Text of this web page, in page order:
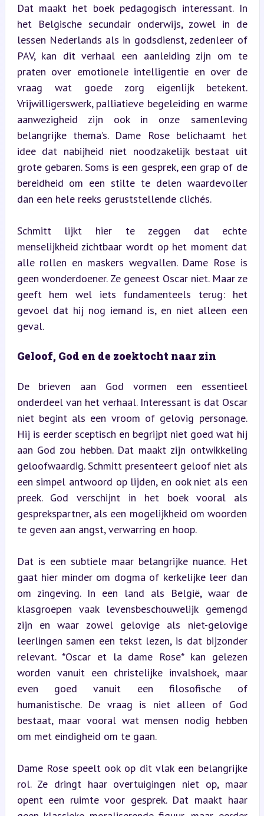
Dat maakt het boek pedagogisch interessant. In
het Belgische secundair onderwijs, zowel in de
lessen Nederlands als in godsdienst, zedenleer of
PAV, kan dit verhaal een aanleiding zijn om te
praten over emotionele intelligentie en over de
vraag wat goede zorg eigenlijk betekent.
Vrijwilligerswerk, palliatieve begeleiding en warme
aanwezigheid zijn ook in onze samenleving
belangrijke thema’s. Dame Rose belichaamt het
idee dat nabijheid niet noodzakelijk bestaat uit
grote gebaren. Soms is een gesprek, een grap of de
bereidheid om een stilte te delen waardevoller
dan een hele reeks geruststellende clichés.
Schmitt lijkt hier te zeggen dat echte
menselijkheid zichtbaar wordt op het moment dat
alle rollen en maskers wegvallen. Dame Rose is
geen wonderdoener. Ze geneest Oscar niet. Maar ze
geeft hem wel iets fundamenteels terug: het
gevoel dat hij nog iemand is, en niet alleen een
geval.
Geloof, God en de zoektocht naar zin
De brieven aan God vormen een essentieel
onderdeel van het verhaal. Interessant is dat Oscar
niet begint als een vroom of gelovig personage.
Hij is eerder sceptisch en begrijpt niet goed wat hij
aan God zou hebben. Dat maakt zijn ontwikkeling
geloofwaardig. Schmitt presenteert geloof niet als
een simpel antwoord op lijden, en ook niet als een
preek. God verschijnt in het boek vooral als
gesprekspartner, als een mogelijkheid om woorden
te geven aan angst, verwarring en hoop.
Dat is een subtiele maar belangrijke nuance. Het
gaat hier minder om dogma of kerkelijke leer dan
om zingeving. In een land als België, waar de
klasgroepen vaak levensbeschouwelijk gemengd
zijn en waar zowel gelovige als niet-gelovige
leerlingen samen een tekst lezen, is dat bijzonder
relevant. *Oscar et la dame Rose* kan gelezen
worden vanuit een christelijke invalshoek, maar
even goed vanuit een filosofische of
humanistische. De vraag is niet alleen of God
bestaat, maar vooral wat mensen nodig hebben
om met eindigheid om te gaan.
Dame Rose speelt ook op dit vlak een belangrijke
rol. Ze dringt haar overtuigingen niet op, maar
opent een ruimte voor gesprek. Dat maakt haar